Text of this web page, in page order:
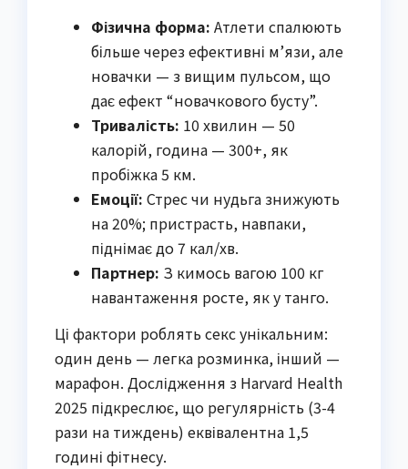
Фізична форма: Атлети спалюють
більше через ефективні м’язи, але
новачки — з вищим пульсом, що
дає ефект “новачкового бусту”.
Тривалість: 10 хвилин — 50
калорій, година — 300+, як
пробіжка 5 км.
Емоції: Стрес чи нудьга знижують
на 20%; пристрасть, навпаки,
піднімає до 7 кал/хв.
Партнер: З кимось вагою 100 кг
навантаження росте, як у танго.
Ці фактори роблять секс унікальним:
один день — легка розминка, інший —
марафон. Дослідження з Harvard Health
2025 підкреслює, що регулярність (3-4
рази на тиждень) еквівалентна 1,5
годині фітнесу.